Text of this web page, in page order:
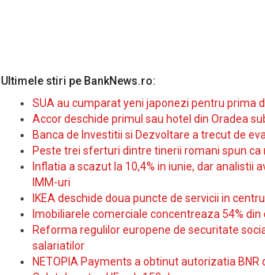
Ultimele stiri pe BankNews.ro:
SUA au cumparat yeni japonezi pentru prima
Accor deschide primul sau hotel din Oradea
Banca de Investitii si Dezvoltare a trecut de
Peste trei sferturi dintre tinerii romani spun
Inflatia a scazut la 10,4% in iunie, dar
IMM-uri
IKEA deschide doua puncte de servicii in
Imobiliarele comerciale concentreaza 54%
Reforma regulilor europene de securitate
salariatilor
NETOPIA Payments a obtinut autorizatia